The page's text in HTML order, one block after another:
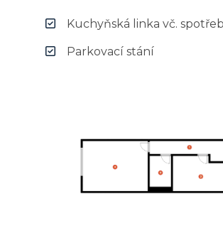
Kuchyňská linka vč.
Parkovací stání